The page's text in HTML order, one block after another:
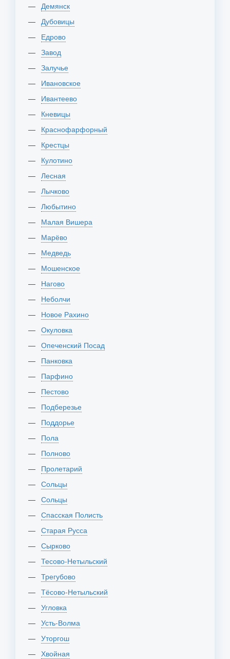
Демянск
Дубовицы
Едрово
Завод
Залучье
Ивановское
Ивантеево
Кневицы
Краснофарфорный
Крестцы
Кулотино
Лесная
Лычково
Любытино
Малая Вишера
Марёво
Медведь
Мошенское
Нагово
Неболчи
Новое Рахино
Окуловка
Опеченский Посад
Панковка
Парфино
Пестово
Подберезье
Поддорье
Пола
Полново
Пролетарий
Сольцы
Сольцы
Спасская Полисть
Старая Русса
Сырково
Тесово-Нетыльский
Трегубово
Тёсово-Нетыльский
Угловка
Усть-Волма
Уторгош
Хвойная